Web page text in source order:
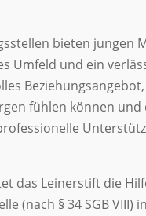
bieten jungen
Umfeld und ein
fühlen können und
das Leinerstift die
(nach § 34 SGB VIII) in